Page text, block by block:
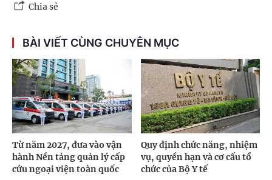
Chia sẻ
BÀI VIẾT CÙNG CHUYÊN MỤC
Từ năm 2027, đưa vào vận
hành Nền tảng quản lý cấp
cứu ngoại viện toàn quốc
Quy định chức năng, nhiệm
vụ, quyền hạn và cơ cấu tổ
chức của Bộ Y tế